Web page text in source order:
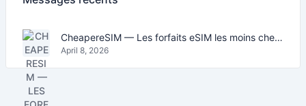
CheapereSIM — Les forfaits eSIM les moins chers pour voyager en 2026
April 8, 2026